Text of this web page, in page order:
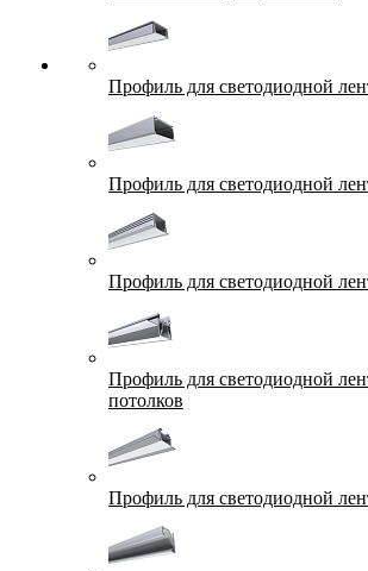
Профиль для светодиодной
Профиль для светодиодной
Профиль для светодиодной
Профиль для светодиодной
потолков
Профиль для светодиодной